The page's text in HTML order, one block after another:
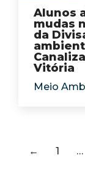
Alunos
mudas
da
Vitória
Meio
← 1 …